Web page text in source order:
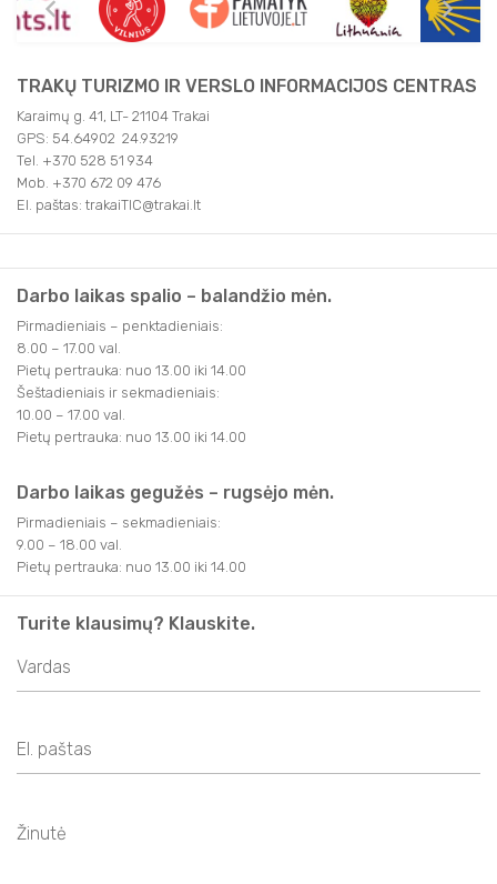
TRAKŲ TURIZMO IR VERSLO INFORMACIJOS CENTRAS
Karaimų g. 41, LT- 21104 Trakai
GPS: 54.64902 24.93219
Tel. +370 528 51 934
Mob. +370 672 09 476
El. paštas: trakaiTIC@trakai.lt
Darbo laikas spalio – balandžio mėn.
Pirmadieniais – penktadieniais:
8.00 – 17.00 val.
Pietų pertrauka: nuo 13.00 iki 14.00
Šeštadieniais ir sekmadieniais:
10.00 – 17.00 val.
Pietų pertrauka: nuo 13.00 iki 14.00
Darbo laikas gegužės – rugsėjo mėn.
Pirmadieniais – sekmadieniais:
9.00 – 18.00 val.
Pietų pertrauka: nuo 13.00 iki 14.00
Turite klausimų? Klauskite.